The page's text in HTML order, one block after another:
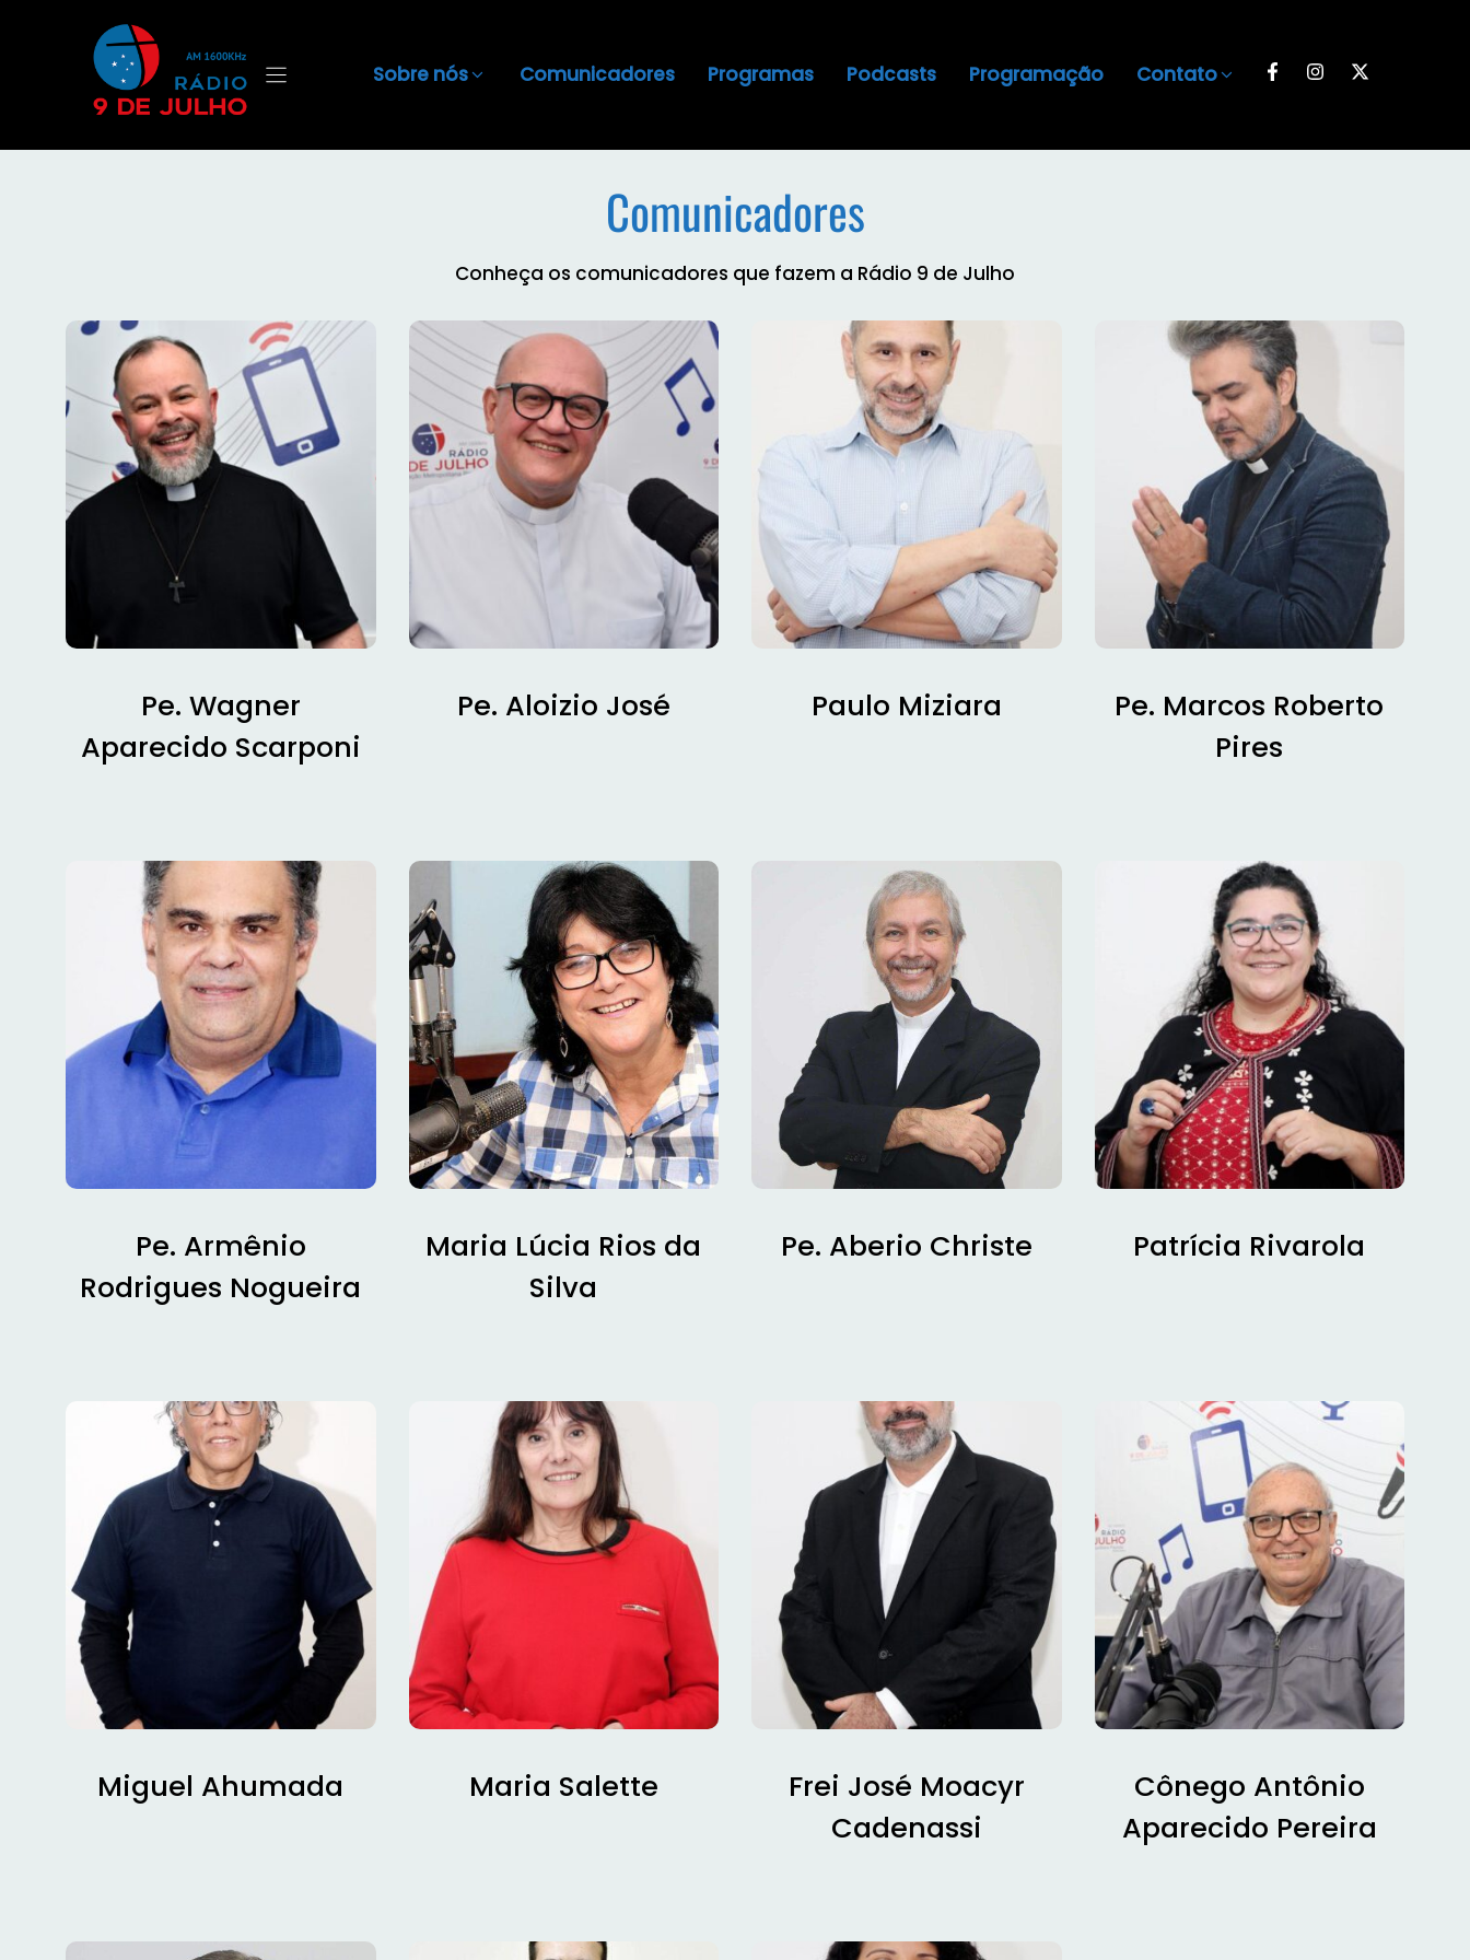
Sobre nós Comunicadores Programas Podcasts Programação Contato
Comunicadores
Conheça os comunicadores que fazem a Rádio 9 de Julho
Pe. Wagner
Aparecido Scarponi
Pe. Aloizio José Paulo Miziara
Pe. Marcos Roberto
Pires
Pe. Armênio
Rodrigues Nogueira
Maria Lúcia Rios da
Silva
Pe. Aberio Christe Patrícia Rivarola
Miguel Ahumada Maria Salette
Frei José Moacyr
Cadenassi
Cônego Antônio
Aparecido Pereira